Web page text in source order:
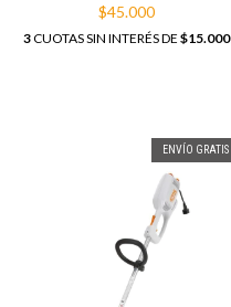
$45.000
3CUOTAS SIN INTERÉS DE $15.000
ENVÍO GRATIS